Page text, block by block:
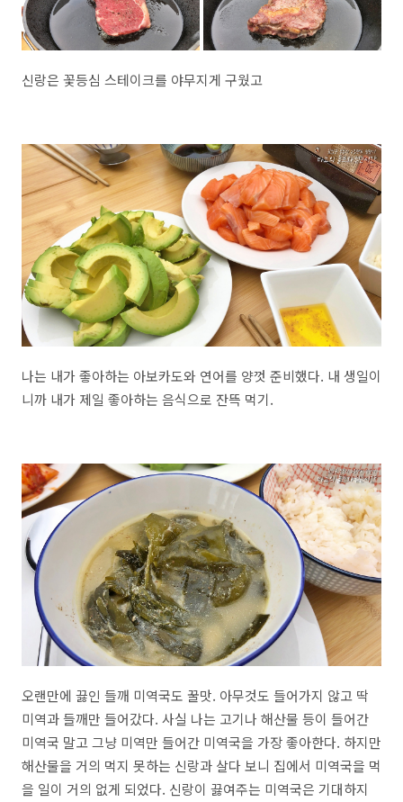
신랑은 꽃등심 스테이크를 야무지게 구웠고
나는 내가 좋아하는 아보카도와 연어를 양껏 준비했다. 내 생일이
니까 내가 제일 좋아하는 음식으로 잔뜩 먹기.
오랜만에 끓인 들깨 미역국도 꿀맛. 아무것도 들어가지 않고 딱
미역과 들깨만 들어갔다. 사실 나는 고기나 해산물 등이 들어간
미역국 말고 그냥 미역만 들어간 미역국을 가장 좋아한다. 하지만
해산물을 거의 먹지 못하는 신랑과 살다 보니 집에서 미역국을 먹
을 일이 거의 없게 되었다. 신랑이 끓여주는 미역국은 기대하지